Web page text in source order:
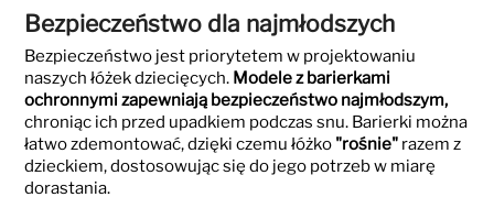
Bezpieczeństwo dla najmłodszych
Bezpieczeństwo jest priorytetem w projektowaniu
naszych łóżek dziecięcych. Modele z barierkami
ochronnymi zapewniają bezpieczeństwo najmłodszym,
chroniąc ich przed upadkiem podczas snu. Barierki można
łatwo zdemontować, dzięki czemu łóżko "rośnie" razem z
dzieckiem, dostosowując się do jego potrzeb w miarę
dorastania.